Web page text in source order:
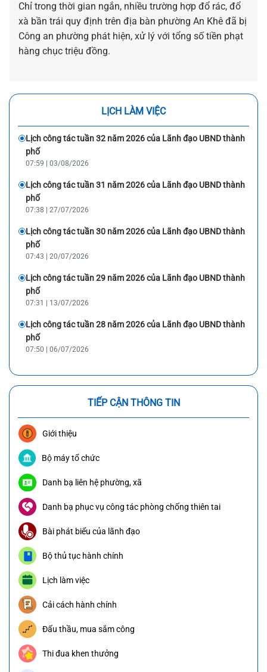
Chỉ trong thời gian ngắn, nhiều trường hợp đổ rác, đổ
xà bần trái quy định trên địa bàn phường An Khê đã bị
Công an phường phát hiện, xử lý với tổng số tiền phạt
hàng chục triệu đồng.
LỊCH LÀM VIỆC
Lịch công tác tuần 32 năm 2026 của Lãnh đạo UBND thành
phố
07:59 | 03/08/2026
Lịch công tác tuần 31 năm 2026 của Lãnh đạo UBND thành
phố
07:38 | 27/07/2026
Lịch công tác tuần 30 năm 2026 của Lãnh đạo UBND thành
phố
07:43 | 20/07/2026
Lịch công tác tuần 29 năm 2026 của Lãnh đạo UBND thành
phố
07:31 | 13/07/2026
Lịch công tác tuần 28 năm 2026 của Lãnh đạo UBND thành
phố
07:50 | 06/07/2026
TIẾP CẬN THÔNG TIN
Giới thiệu
Bộ máy tổ chức
Danh bạ liên hệ phường, xã
Danh bạ phục vụ công tác phòng chống thiên tai
Bài phát biểu của lãnh đạo
Bộ thủ tục hành chính
Lịch làm việc
Cải cách hành chính
Đấu thầu, mua sắm công
Thi đua khen thưởng